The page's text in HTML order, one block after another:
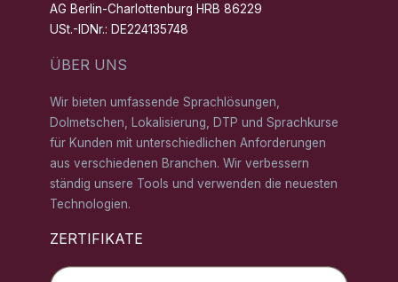
AG Berlin-Charlottenburg HRB 86229
USt.-IDNr.: DE224135748
ÜBER UNS
Wir bieten umfassende Sprachlösungen,
Dolmetschen, Lokalisierung, DTP und Sprachkurse
für Kunden mit unterschiedlichen Anforderungen
aus verschiedenen Branchen. Wir verbessern
ständig unsere Tools und verwenden die neuesten
Technologien.
ZERTIFIKATE